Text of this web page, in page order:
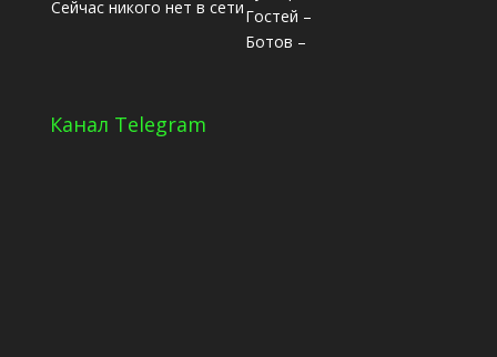
Сейчас никого нет в сетиГостей –
Ботов –
Канал Telegram